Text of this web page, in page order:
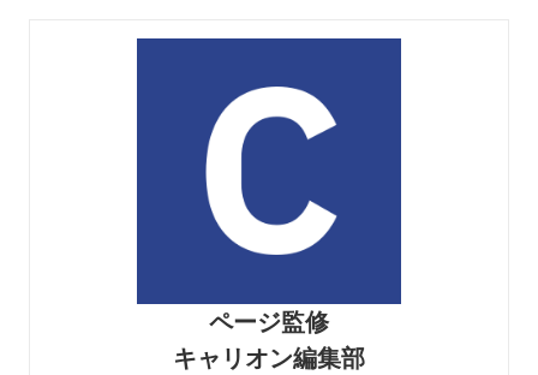
ページ監修
キャリオン編集部